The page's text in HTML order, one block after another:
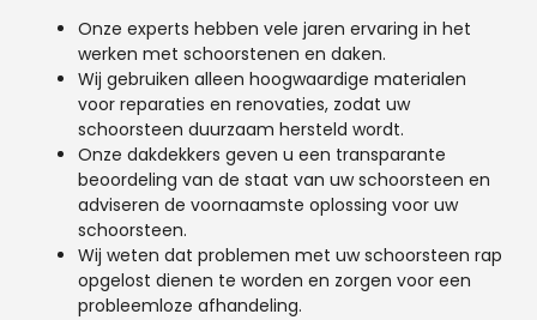
Onze experts hebben vele jaren ervaring in het
werken met schoorstenen en daken.
Wij gebruiken alleen hoogwaardige materialen
voor reparaties en renovaties, zodat uw
schoorsteen duurzaam hersteld wordt.
Onze dakdekkers geven u een transparante
beoordeling van de staat van uw schoorsteen en
adviseren de voornaamste oplossing voor uw
schoorsteen.
Wij weten dat problemen met uw schoorsteen rap
opgelost dienen te worden en zorgen voor een
probleemloze afhandeling.